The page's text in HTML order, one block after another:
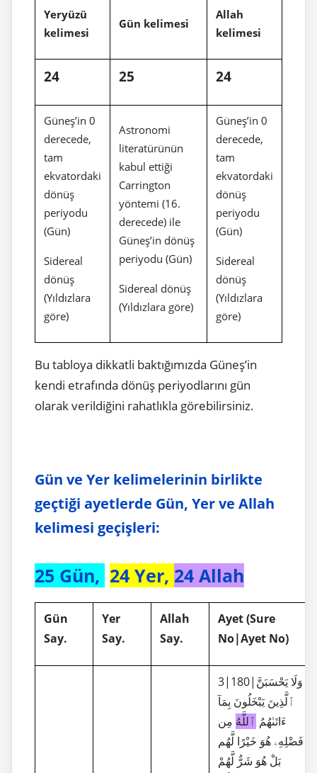
Yeryüzü
kelimesi
Gün kelimesi
Allah
kelimesi
24 25 24
Güneş’in 0
derecede,
tam
ekvatordaki
dönüş
periyodu
(Gün)
Sidereal
dönüş
(Yıldızlara
göre)
Astronomi
literatürünün
kabul ettiği
Carrington
yöntemi (16.
derecede) ile
Güneş’in dönüş
periyodu (Gün)
Sidereal dönüş
(Yıldızlara göre)
Güneş’in 0
derecede,
tam
ekvatordaki
dönüş
periyodu
(Gün)
Sidereal
dönüş
(Yıldızlara
göre)
Bu tabloya dikkatli baktığımızda Güneş’in
kendi etrafında dönüş periyodlarını gün
olarak verildiğini rahatlıkla görebilirsiniz.
Gün ve Yer kelimelerinin birlikte
geçtiği ayetlerde Gün, Yer ve Allah
kelimesi geçişleri:
25 Gün, 24 Yer, 24 Allah
Gün
Say.
Yer
Say.
Allah
Say.
Ayet (Sure
No|Ayet No)
3|180|وَلَا يَحْسَبَنَّ
ٱلَّذِينَ يَبْخَلُونَ بِمَآ
ءَاتَىٰهُمُ ٱللَّهُ مِن
فَضْلِهِۦ هُوَ خَيْرًا لَّهُم
بَلْ هُوَ شَرٌّ لَّهُمْ